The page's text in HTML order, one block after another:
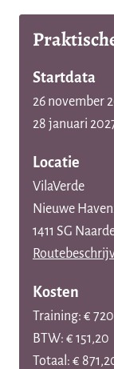
Startdata
26 november
28 januari
Locatie
VilaVerde
Nieuwe
1411 SG
Kosten
Training: €
BTW: € 151,20
Totaal: €